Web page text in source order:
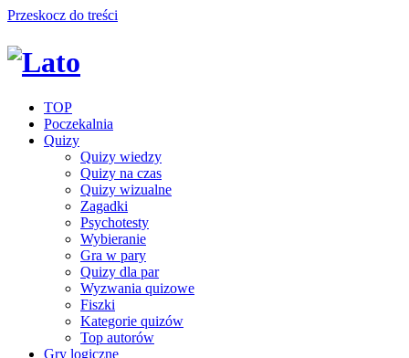
Przeskocz do treści
TOP
Poczekalnia
Quizy
Quizy wiedzy
Quizy na czas
Quizy wizualne
Zagadki
Psychotesty
Wybieranie
Gra w pary
Quizy dla par
Wyzwania quizowe
Fiszki
Kategorie quizów
Top autorów
Gry logiczne